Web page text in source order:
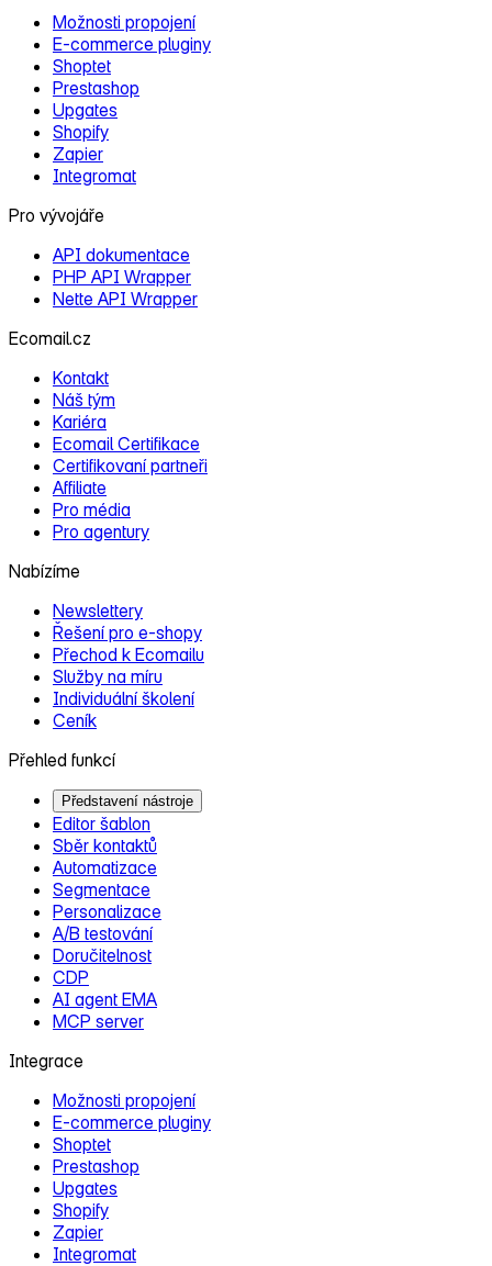
Možnosti propojení
E‑commerce pluginy
Shoptet
Prestashop
Upgates
Shopify
Zapier
Integromat
Pro vývojáře
API dokumentace
PHP API Wrapper
Nette API Wrapper
Ecomail.cz
Kontakt
Náš tým
Kariéra
Ecomail Certifikace
Certifikovaní partneři
Affiliate
Pro média
Pro agentury
Nabízíme
Newslettery
Řešení pro e‑shopy
Přechod k Ecomailu
Služby na míru
Individuální školení
Ceník
Přehled funkcí
Představení nástroje
Editor šablon
Sběr kontaktů
Automatizace
Segmentace
Personalizace
A/B testování
Doručitelnost
CDP
AI agent EMA
MCP server
Integrace
Možnosti propojení
E‑commerce pluginy
Shoptet
Prestashop
Upgates
Shopify
Zapier
Integromat